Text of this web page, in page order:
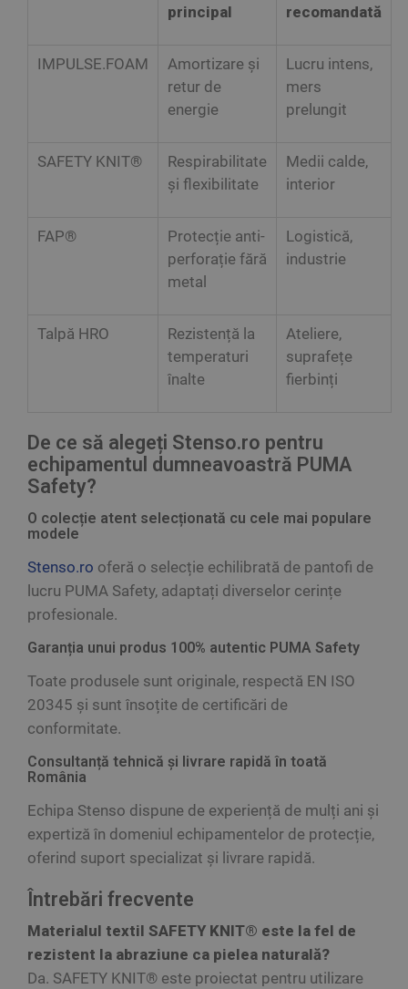
principal
recomandată
IMPULSE.FOAM
Amortizare și
retur de
energie
Lucru intens,
mers
prelungit
SAFETY KNIT®
Respirabilitate
și flexibilitate
Medii calde,
interior
FAP®
Protecție anti-
perforație fără
metal
Logistică,
industrie
Talpă HRO
Rezistență la
temperaturi
înalte
Ateliere,
suprafețe
fierbinți
De ce să alegeți Stenso.ro pentru
echipamentul dumneavoastră PUMA
Safety?
O colecție atent selecționată cu cele mai populare
modele
Stenso.ro oferă o selecție echilibrată de pantofi de
lucru PUMA Safety, adaptați diverselor cerințe
profesionale.
Garanția unui produs 100% autentic PUMA Safety
Toate produsele sunt originale, respectă EN ISO
20345 și sunt însoțite de certificări de
conformitate.
Consultanță tehnică și livrare rapidă în toată
România
Echipa Stenso dispune de experiență de mulți ani și
expertiză în domeniul echipamentelor de protecție,
oferind suport specializat și livrare rapidă.
Întrebări frecvente
Materialul textil SAFETY KNIT® este la fel de
rezistent la abraziune ca pielea naturală?
Da. SAFETY KNIT® este proiectat pentru utilizare